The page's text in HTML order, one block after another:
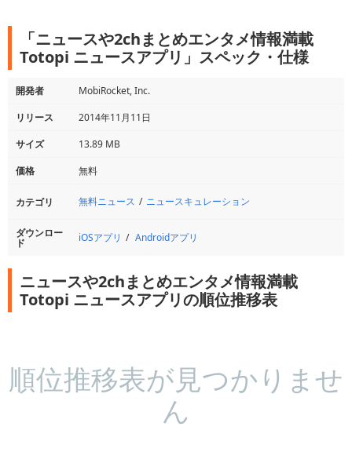
「ニュースや2chまとめエンタメ情報満載
Totopi ニュースアプリ」スペック・仕様
開発者
MobiRocket, Inc.
リリース
2014年11月11日
サイズ
13.89 MB
価格
無料
カテゴリ 無料ニュース ニュースキュレーション
ダウンロー
ド iOSアプリ Androidアプリ
ニュースや2chまとめエンタメ情報満載
Totopi ニュースアプリの順位推移表
順位推移表が見つかりませ
ん